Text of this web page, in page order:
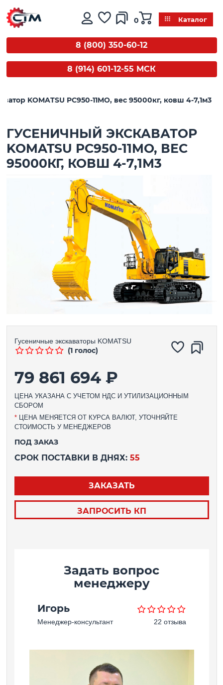
0 Каталог
8 (800) 350-60-12
8 (914) 601-12-55 МСК
KOMATSU PC950-11MO, вес 95000кг, ковш 4-7,1м3
ГУСЕНИЧНЫЙ ЭКСКАВАТОР
KOMATSU PC950-11MO, ВЕС
95000КГ, КОВШ 4-7,1М3
Гусеничные экскаваторы KOMATSU
(1 голос)
79 861 694 ₽
ЦЕНА УКАЗАНА С УЧЕТОМ НДС И УТИЛИЗАЦИОННЫМ
СБОРОМ
*ЦЕНА МЕНЯЕТСЯ ОТ КУРСА ВАЛЮТ, УТОЧНЯЙТЕ
СТОИМОСТЬ У МЕНЕДЖЕРОВ
ПОД ЗАКАЗ
СРОК ПОСТАВКИ В ДНЯХ: 55
ЗАКАЗАТЬ
ЗАПРОСИТЬ КП
Задать вопрос
менеджеру
Игорь
Менеджер-консультант 22 отзыва